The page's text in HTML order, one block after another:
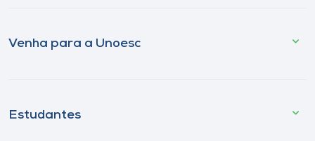
Venha para a Unoesc
Estudantes